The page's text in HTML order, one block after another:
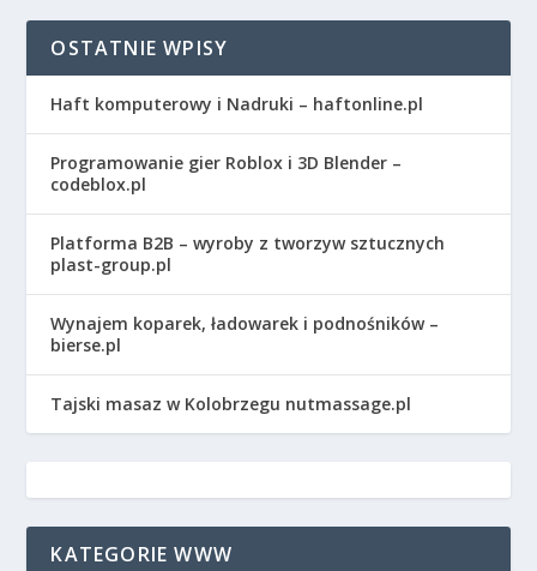
OSTATNIE WPISY
Haft komputerowy i Nadruki – haftonline.pl
Programowanie gier Roblox i 3D Blender –
codeblox.pl
Platforma B2B – wyroby z tworzyw sztucznych
plast-group.pl
Wynajem koparek, ładowarek i podnośników –
bierse.pl
Tajski masaz w Kolobrzegu nutmassage.pl
KATEGORIE WWW